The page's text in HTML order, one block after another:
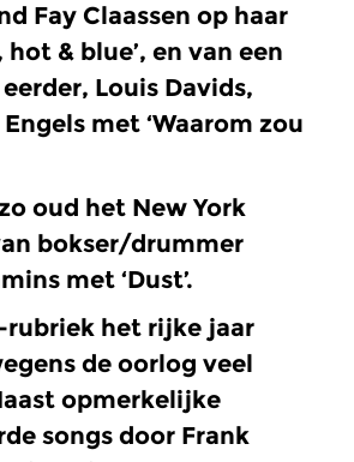
Fay Claassen op haar
hot & blue’, en van een
Louis Davids,
met ‘Waarom zou
oud het New York
bokser/drummer
met ‘Dust’.
rubriek het rijke jaar
de oorlog veel
opmerkelijke
songs door Frank